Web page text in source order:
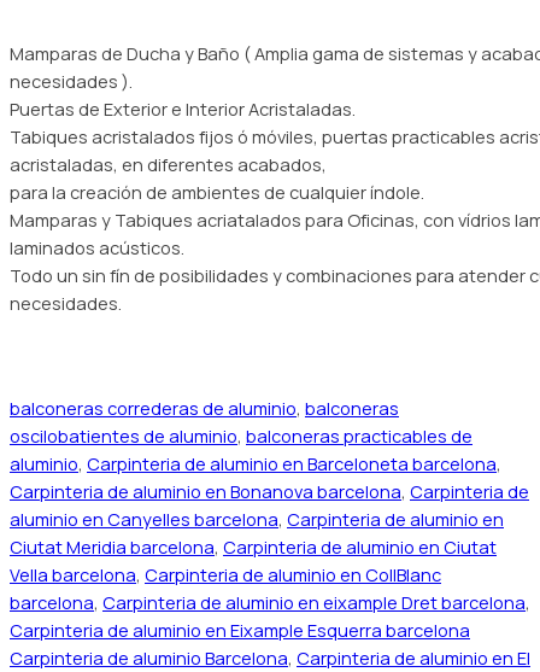
Mamparas de Ducha y Baño ( Amplia gama de sistemas y
necesidades ).
Puertas de Exterior e Interior Acristaladas.
Tabiques acristalados fijos ó móviles, puertas practicables
acristaladas, en diferentes acabados,
para la creación de ambientes de cualquier índole.
Mamparas y Tabiques acriatalados para Oficinas, con vídrios
laminados acústicos.
Todo un sin fín de posibilidades y combinaciones para atender
necesidades.
balconeras correderas de aluminio, balconeras
oscilobatientes de aluminio, balconeras practicables de
aluminio, Carpinteria de aluminio en Barceloneta barcelona,
Carpinteria de aluminio en Bonanova barcelona, Carpinteria de
aluminio en Canyelles barcelona, Carpinteria de aluminio en
Ciutat Meridia barcelona, Carpinteria de aluminio en Ciutat
Vella barcelona, Carpinteria de aluminio en CollBlanc
barcelona, Carpinteria de aluminio en eixample Dret barcelona,
Carpinteria de aluminio en Eixample Esquerra barcelona
Carpinteria de aluminio Barcelona, Carpinteria de aluminio en El